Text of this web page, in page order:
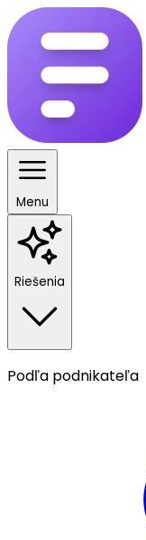
Menu
Riešenia
Podľa podnikateľa